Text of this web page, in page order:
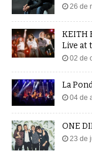
26 de
KEITH
Live at
02 de
La
04 de
ONE
23 de